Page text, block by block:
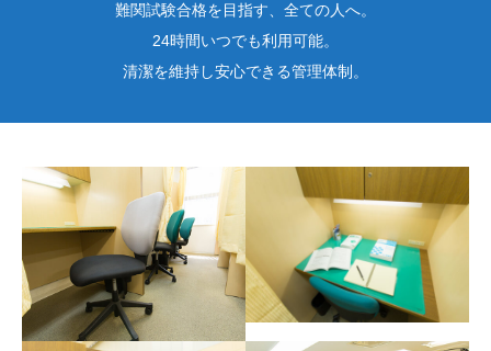
難関試験合格を目指す、全ての人へ。
24時間いつでも利用可能。
清潔を維持し安心できる管理体制。